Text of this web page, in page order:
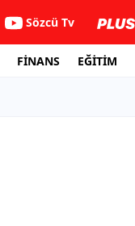
Sözcü Tv
FİNANS EĞİTİM